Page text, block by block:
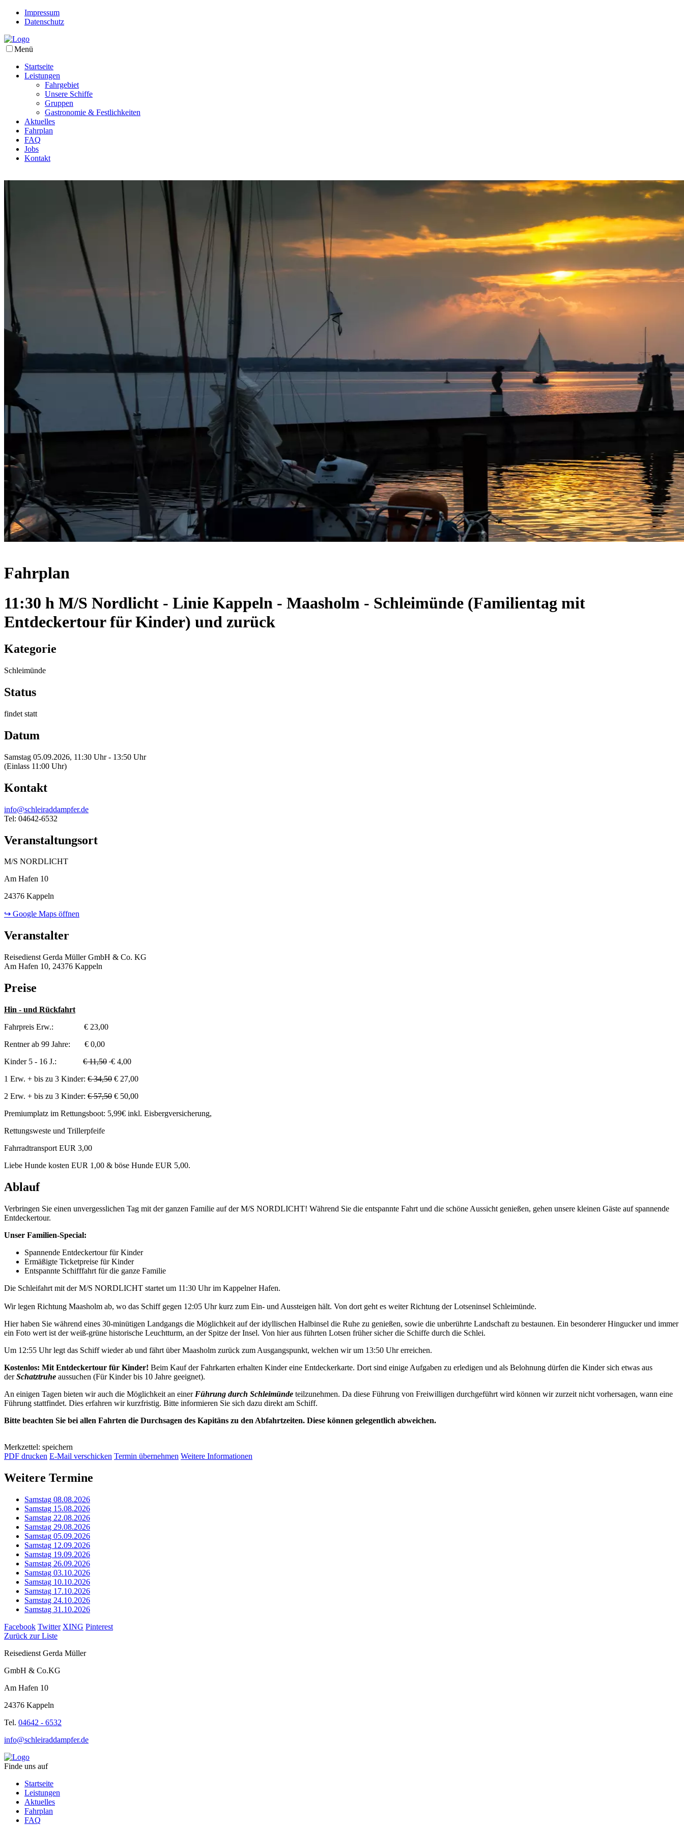
Impressum
Datenschutz
Menü
Startseite
Leistungen
Fahrgebiet
Unsere Schiffe
Gruppen
Gastronomie & Festlichkeiten
Aktuelles
Fahrplan
FAQ
Jobs
Kontakt
Fahrplan
11:30 h M/S Nordlicht - Linie Kappeln - Maasholm - Schleimünde (Familientag mit
Entdeckertour für Kinder) und zurück
Kategorie
Schleimünde
Status
findet statt
Datum
Samstag 05.09.2026, 11:30 Uhr - 13:50 Uhr
(Einlass 11:00 Uhr)
Kontakt
info@schleiraddampfer.de
Tel: 04642-6532
Veranstaltungsort
M/S NORDLICHT
Am Hafen 10
24376 Kappeln
↪ Google Maps öffnen
Veranstalter
Reisedienst Gerda Müller GmbH & Co. KG
Am Hafen 10, 24376 Kappeln
Preise
Hin - und Rückfahrt
Fahrpreis Erw.: € 23,00
Rentner ab 99 Jahre: € 0,00
Kinder 5 - 16 J.: € 11,50 € 4,00
1 Erw. + bis zu 3 Kinder: € 34,50 € 27,00
2 Erw. + bis zu 3 Kinder: € 57,50 € 50,00
Premiumplatz im Rettungsboot: 5,99€ inkl. Eisbergversicherung,
Rettungsweste und Trillerpfeife
Fahrradtransport EUR 3,00
Liebe Hunde kosten EUR 1,00 & böse Hunde EUR 5,00.
Ablauf
Verbringen Sie einen unvergesslichen Tag mit der ganzen Familie auf der M/S NORDLICHT! Während Sie die entspannte Fahrt und die schöne Aussicht genießen, gehen unsere kleinen Gäste auf spannende
Entdeckertour.
Unser Familien-Special:
Spannende Entdeckertour für Kinder
Ermäßigte Ticketpreise für Kinder
Entspannte Schifffahrt für die ganze Familie
Die Schleifahrt mit der M/S NORDLICHT startet um 11:30 Uhr im Kappelner Hafen.
Wir legen Richtung Maasholm ab, wo das Schiff gegen 12:05 Uhr kurz zum Ein- und Aussteigen hält. Von dort geht es weiter Richtung der Lotseninsel Schleimünde.
Hier haben Sie während eines 30-minütigen Landgangs die Möglichkeit auf der idyllischen Halbinsel die Ruhe zu genießen, sowie die unberührte Landschaft zu bestaunen. Ein besonderer Hingucker und immer
ein Foto wert ist der weiß-grüne historische Leuchtturm, an der Spitze der Insel. Von hier aus führten Lotsen früher sicher die Schiffe durch die Schlei.
Um 12:55 Uhr legt das Schiff wieder ab und fährt über Maasholm zurück zum Ausgangspunkt, welchen wir um 13:50 Uhr erreichen.
Kostenlos: Mit Entdeckertour für Kinder! Beim Kauf der Fahrkarten erhalten Kinder eine Entdeckerkarte. Dort sind einige Aufgaben zu erledigen und als Belohnung dürfen die Kinder sich etwas aus
derSchatztruhe aussuchen (Für Kinder bis 10 Jahre geeignet).
An einigen Tagen bieten wir auch die Möglichkeit an einer Führung durch Schleimünde teilzunehmen. Da diese Führung von Freiwilligen durchgeführt wird können wir zurzeit nicht vorhersagen, wann eine
Führung stattfindet. Dies erfahren wir kurzfristig. Bitte informieren Sie sich dazu direkt am Schiff.
Bitte beachten Sie bei allen Fahrten die Durchsagen des Kapitäns zu den Abfahrtzeiten. Diese können gelegentlich abweichen.
Merkzettel: speichern
PDF drucken E-Mail verschicken Termin übernehmen Weitere Informationen
Weitere Termine
Samstag 08.08.2026
Samstag 15.08.2026
Samstag 22.08.2026
Samstag 29.08.2026
Samstag 05.09.2026
Samstag 12.09.2026
Samstag 19.09.2026
Samstag 26.09.2026
Samstag 03.10.2026
Samstag 10.10.2026
Samstag 17.10.2026
Samstag 24.10.2026
Samstag 31.10.2026
Facebook Twitter XING Pinterest
Zurück zur Liste
Reisedienst Gerda Müller
GmbH & Co.KG
Am Hafen 10
24376 Kappeln
Tel. 04642 - 6532
info@schleiraddampfer.de
Finde uns auf
Startseite
Leistungen
Aktuelles
Fahrplan
FAQ